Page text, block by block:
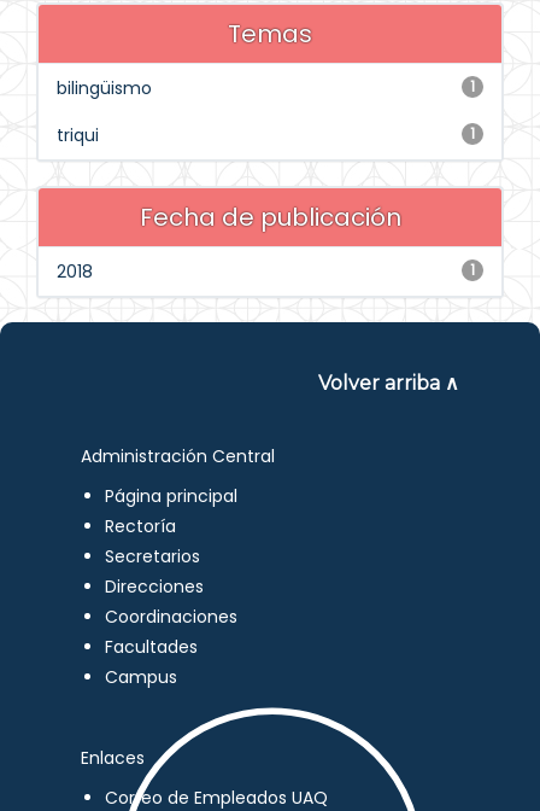
Temas
1
bilingüismo
1
triqui
Fecha de publicación
1
2018
Volver arriba ∧
Administración Central
Página principal
Rectoría
Secretarios
Direcciones
Coordinaciones
Facultades
Campus
Enlaces
Correo de Empleados UAQ